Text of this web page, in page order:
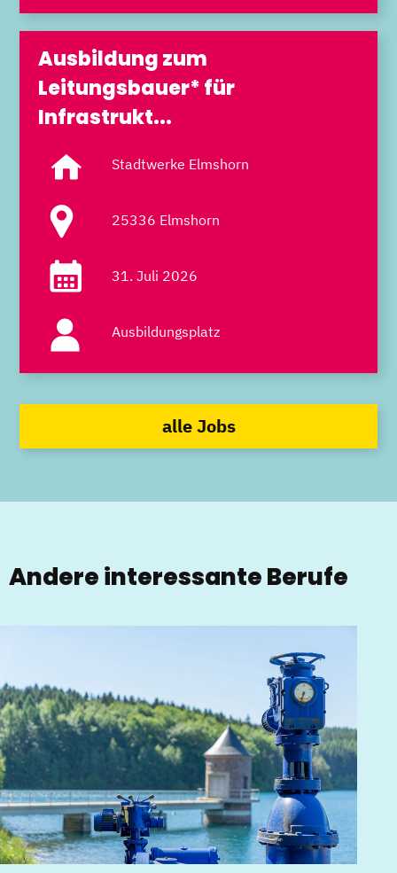
Ausbildung zum
Leitungsbauer* für
Infrastrukt...
Stadtwerke Elmshorn
25336 Elmshorn
31. Juli 2026
Ausbildungsplatz
alle Jobs
Andere interessante Berufe